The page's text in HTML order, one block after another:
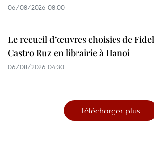
06/08/2026 08:00
Le recueil d’œuvres choisies de Fidel
Castro Ruz en librairie à Hanoi
06/08/2026 04:30
Télécharger plus